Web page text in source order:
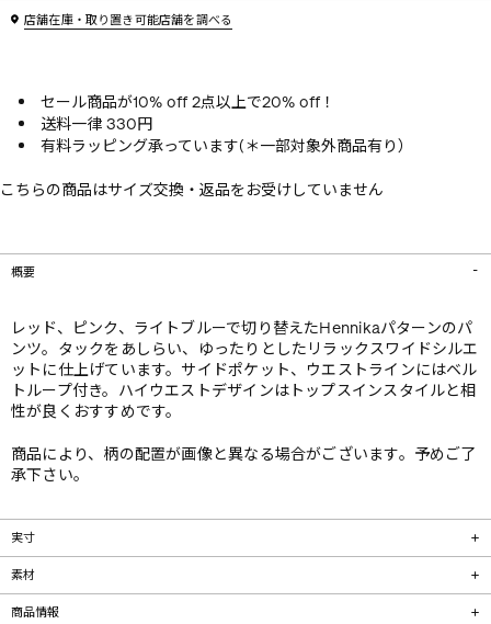
店舗在庫・取り置き可能店舗を調べる
セール商品が10% off 2点以上で20% off！
送料一律 330円
有料ラッピング承っています(＊一部対象外商品有り）
こちらの商品はサイズ交換・返品をお受けしていません
概要
レッド、ピンク、ライトブルーで切り替えたHennikaパターンのパ
ンツ。タックをあしらい、ゆったりとしたリラックスワイドシルエ
ットに仕上げています。サイドポケット、ウエストラインにはベル
トループ付き。ハイウエストデザインはトップスインスタイルと相
性が良くおすすめです。
商品により、柄の配置が画像と異なる場合がございます。予めご了
承下さい。
実寸
素材
商品情報